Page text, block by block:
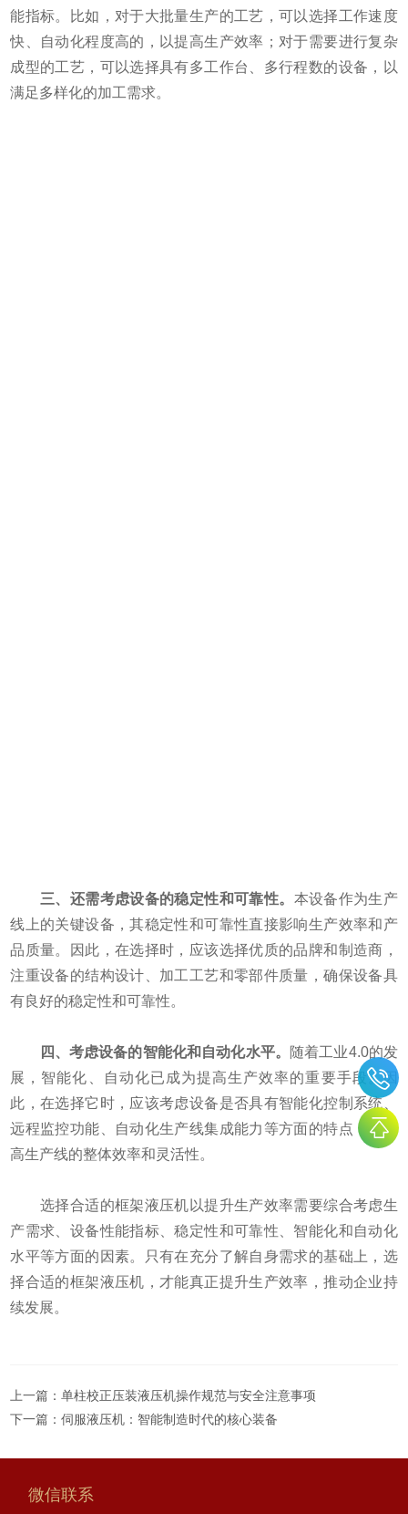
能指标。比如，对于大批量生产的工艺，可以选择工作速度
快、自动化程度高的，以提高生产效率；对于需要进行复杂
成型的工艺，可以选择具有多工作台、多行程数的设备，以
满足多样化的加工需求。
三、还需考虑设备的稳定性和可靠性。 本设备作为生产
线上的关键设备，其稳定性和可靠性直接影响生产效率和产
品质量。因此，在选择时，应该选择优质的品牌和制造商，
注重设备的结构设计、加工工艺和零部件质量，确保设备具
有良好的稳定性和可靠性。
四、考虑设备的智能化和自动化水平。
随着工业4.0的发
展，智能化、自动化已成为提高生产效率的重要手段。因
此，在选择它时，应该考虑设备是否具有智能化控制系统、
远程监控功能、自动化生产线集成能力等方面的特点，以提
高生产线的整体效率和灵活性。
选择合适的框架液压机以提升生产效率需要综合考虑生
产需求、设备性能指标、稳定性和可靠性、智能化和自动化
水平等方面的因素。只有在充分了解自身需求的基础上，选
择合适的框架液压机，才能真正提升生产效率，推动企业持
续发展。
上一篇：单柱校正压装液压机操作规范与安全注意事项
下一篇：伺服液压机：智能制造时代的核心装备
微信联系